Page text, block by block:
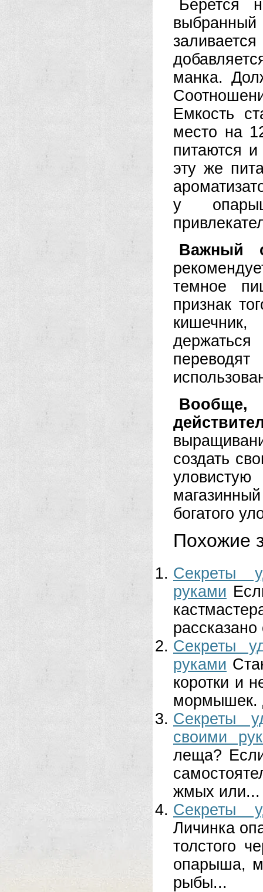
Берется
выбранный
манка.
Емкость
место на
питаются
эту же
у
Важный
темное
признак
Вообще,
создать
богатого
Похожие
Секреты
руками
Секреты
руками
коротки и
мормышек.
Секреты
своими
леща?
жмых или...
Секреты
Личинка
толстого
опарыша,
рыбы...